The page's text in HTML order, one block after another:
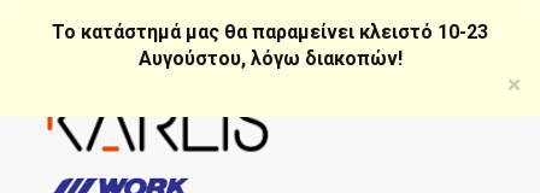
περιεχόμενο
Το κατάστημά μας θα παραμείνει κλειστό 10-23
Αυγούστου, λόγω διακοπών!
×